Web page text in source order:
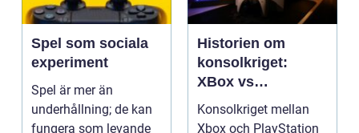
Spel som sociala
experiment
Spel är mer än
underhållning; de kan
fungera som levande
Historien om
konsolkriget:
XBox vs
PlayStation
Konsolkriget mellan
Xbox och PlayStation